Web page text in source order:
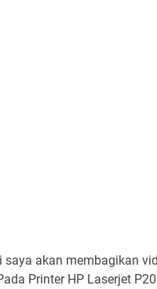
saya akan membagikan
Printer HP Laserjet